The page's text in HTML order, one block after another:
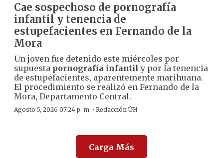
Cae sospechoso de pornografía
infantil y tenencia de
estupefacientes en Fernando de la
Mora
Un joven fue detenido este miércoles por
supuesta pornografía infantil y por la tenencia
de estupefacientes, aparentemente marihuana.
El procedimiento se realizó en Fernando de la
Mora, Departamento Central.
Agosto 5, 2026 07:24 p. m. ·Redacción ÚH
Carga Más